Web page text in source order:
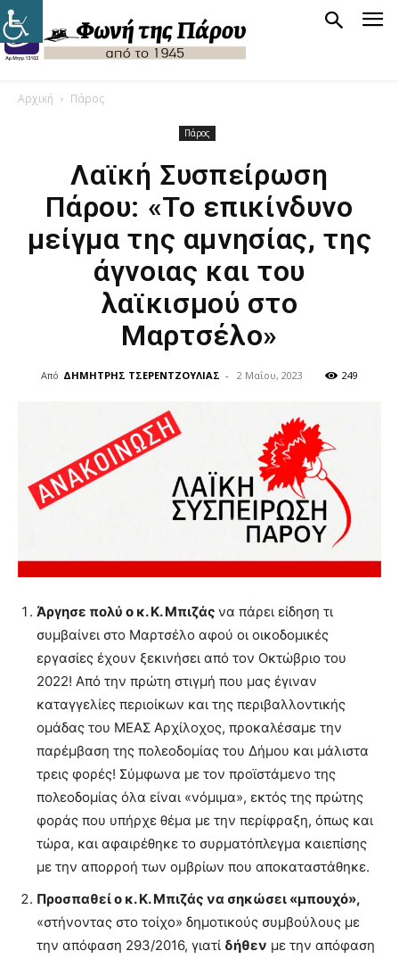
Αρχική Πάρος
Πάρος
Λαϊκή Συσπείρωση
Πάρου: «Το επικίνδυνο
μείγμα της αμνησίας, της
άγνοιας και του
λαϊκισμού στο
Μαρτσέλο»
Από ΔΗΜΗΤΡΗΣ ΤΣΕΡΕΝΤΖΟΥΛΙΑΣ - 2 Μαΐου, 2023 249
Άργησε πολύ ο κ. Κ. Μπιζάς να πάρει είδηση τι
συμβαίνει στο Μαρτσέλο αφού οι οικοδομικές
εργασίες έχουν ξεκινήσει από τον Οκτώβριο του
2022! Από την πρώτη στιγμή που μας έγιναν
καταγγελίες περιοίκων και της περιβαλλοντικής
ομάδας του ΜΕΑΣ Αρχίλοχος, προκαλέσαμε την
παρέμβαση της πολεοδομίας του Δήμου και μάλιστα
τρεις φορές! Σύμφωνα με τον προϊστάμενο της
πολεοδομίας όλα είναι «νόμιμα», εκτός της πρώτης
φοράς που υπήρχε θέμα με την περίφραξη, όπως και
τώρα, και αφαιρέθηκε το συρματόπλεγμα καιεπίσης
με την απορροή των ομβρίων που αποκαταστάθηκε.
Προσπαθεί ο κ. Κ. Μπιζάς να σηκώσει «μπουχό»,
«στήνοντας στο τοίχο» δημοτικούς συμβούλους με
την απόφαση 293/2016, γιατί δήθεν με την απόφαση